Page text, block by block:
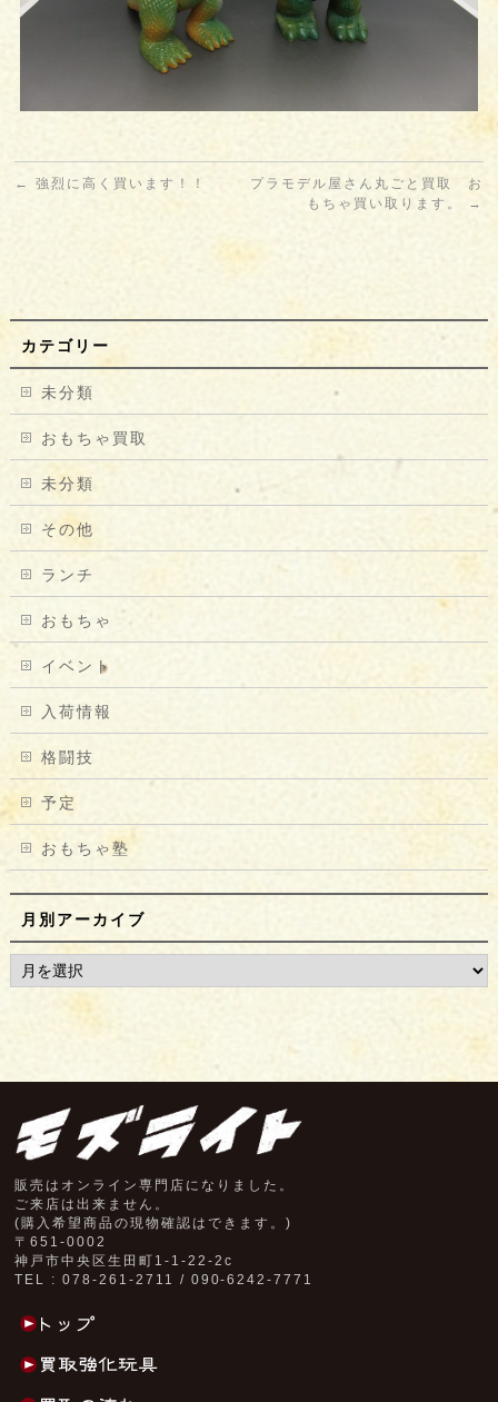
← 強烈に高く買います！！
プラモデル屋さん丸ごと買取 お
もちゃ買い取ります。
→
カテゴリー
未分類
おもちゃ買取
未分類
その他
ランチ
おもちゃ
イベント
入荷情報
格闘技
予定
おもちゃ塾
月別アーカイブ
販売はオンライン専門店になりました。
ご来店は出来ません。
(購入希望商品の現物確認はできます。)
〒651-0002
神戸市中央区生田町1-1-22-2c
TEL : 078-261-2711 / 090-6242-7771